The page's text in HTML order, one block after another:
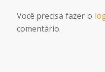
Você precisa fazer o
comentário.